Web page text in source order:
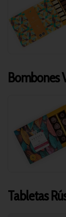
Bombones
Tabletas